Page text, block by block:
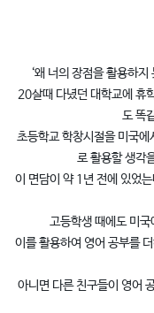
‘왜 너의 장점을 활용하
20살때 다녔던 대학교에 휴
도 똑
초등학교 학창시절을 미국에
로 활용할 생각
이 면담이 약 1년 전에 있었
고등학생 때에도 미
이를 활용하여 영어 공부를
아니면 다른 친구들이 영어